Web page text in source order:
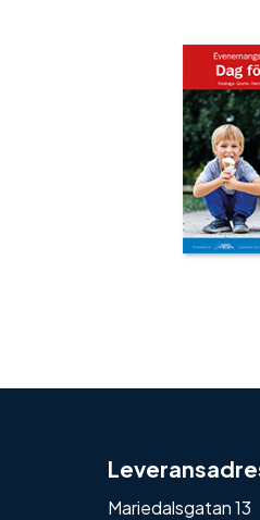
Mariedalsgatan 13